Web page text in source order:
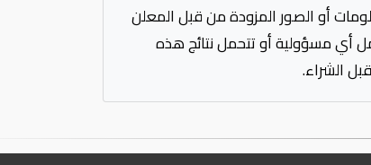
أو الصور المزودة من قبل المعلن
أي مسؤولية أو تتحمل نتائج هذه
الشراء.